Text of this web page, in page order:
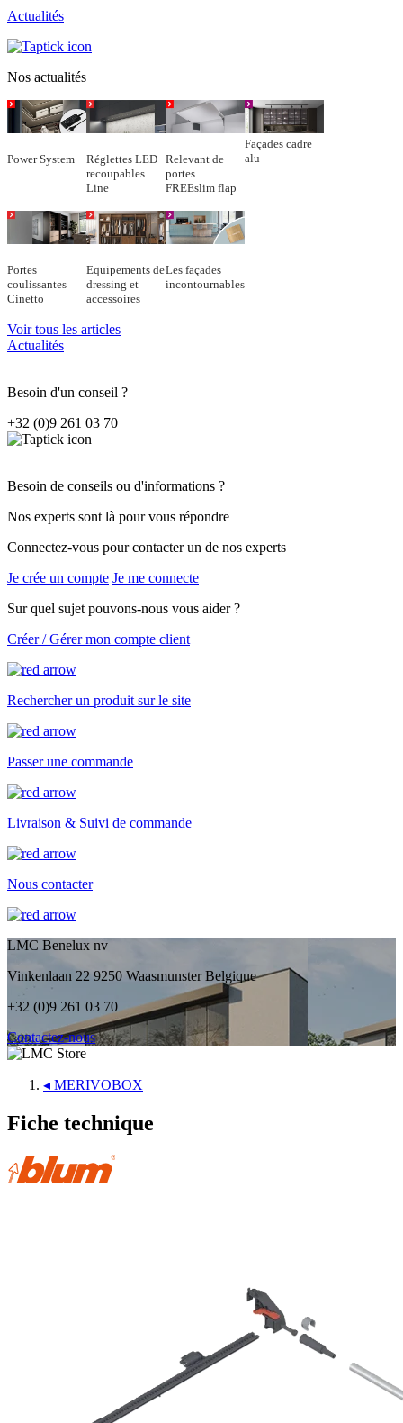
Actualités
Nos actualités
Power System
Réglettes LED
recoupables
Line
Relevant de
portes
FREEslim flap
Façades cadre
alu
Portes
coulissantes
Cinetto
Equipements de
dressing et
accessoires
Les façades
incontournables
Voir tous les articles
Actualités
Besoin d'un conseil ?
+32 (0)9 261 03 70
Besoin de conseils ou d'informations ?
Nos experts sont là pour vous répondre
Connectez-vous pour contacter un de nos experts
Je crée un compte Je me connecte
Sur quel sujet pouvons-nous vous aider ?
Créer / Gérer mon compte client
Rechercher un produit sur le site
Passer une commande
Livraison & Suivi de commande
Nous contacter
LMC Benelux nv
Vinkenlaan 22 9250 Waasmunster Belgique
+32 (0)9 261 03 70
Contactez-nous
◂ MERIVOBOX
Fiche technique